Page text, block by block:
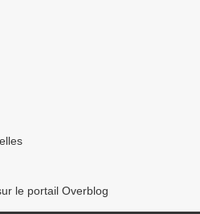
le portail Overblog